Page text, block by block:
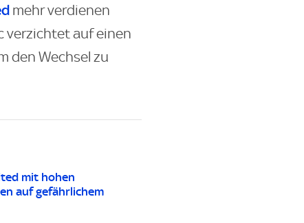
mehr verdienen
verzichtet auf einen
den Wechsel zu
mit hohen
auf gefährlichem